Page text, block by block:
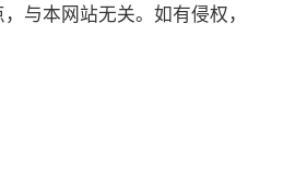
与本网站无关。如有侵权，